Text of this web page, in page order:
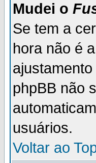
Mudei o
Se tem a
hora não é
phpBB não
usuários.
Voltar ao